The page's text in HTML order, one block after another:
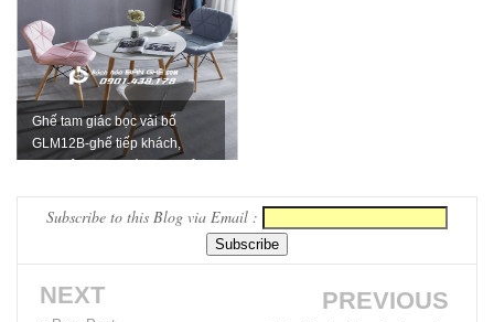
Ghế tam giác bọc vải bố
GLM12B-ghế tiếp khách,
Subscribe to this Blog via Email :
NEXT PREVIOUS